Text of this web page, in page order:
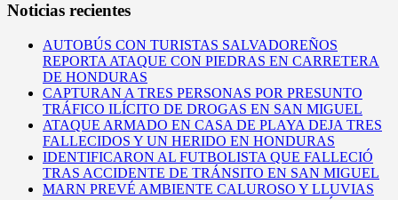
Noticias recientes
AUTOBÚS CON TURISTAS SALVADOREÑOS
REPORTA ATAQUE CON PIEDRAS EN CARRETERA
DE HONDURAS
CAPTURAN A TRES PERSONAS POR PRESUNTO
TRÁFICO ILÍCITO DE DROGAS EN SAN MIGUEL
ATAQUE ARMADO EN CASA DE PLAYA DEJA TRES
FALLECIDOS Y UN HERIDO EN HONDURAS
IDENTIFICARON AL FUTBOLISTA QUE FALLECIÓ
TRAS ACCIDENTE DE TRÁNSITO EN SAN MIGUEL
MARN PREVÉ AMBIENTE CALUROSO Y LLUVIAS